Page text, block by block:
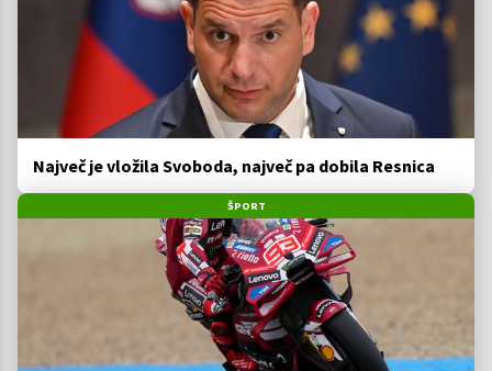
Največ je vložila Svoboda, največ pa dobila Resnica
ŠPORT